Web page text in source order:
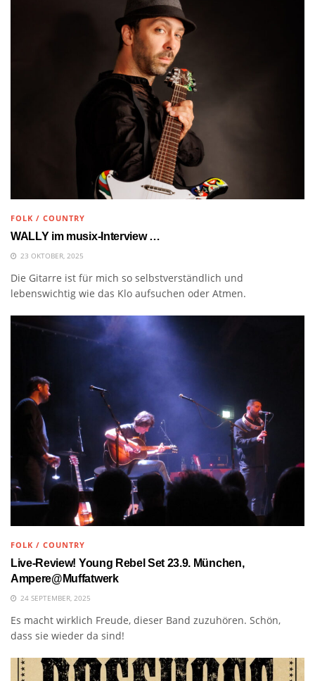
FOLK / COUNTRY
WALLY im musix-Interview …
23 OKTOBER, 2025
Die Gitarre ist für mich so selbstverständlich und
lebenswichtig wie das Klo aufsuchen oder Atmen.
FOLK / COUNTRY
Live-Review! Young Rebel Set 23.9. München,
Ampere@Muffatwerk
24 SEPTEMBER, 2025
Es macht wirklich Freude, dieser Band zuzuhören. Schön,
dass sie wieder da sind!